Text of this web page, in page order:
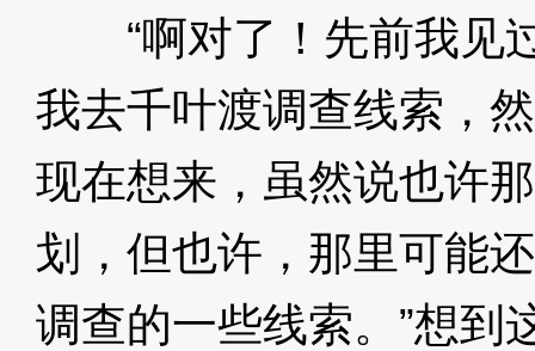
“啊对了！先前我见
我去千叶渡调查线索，
现在想来，虽然说也许
划，但也许，那里可能
调查的一些线索。”想到